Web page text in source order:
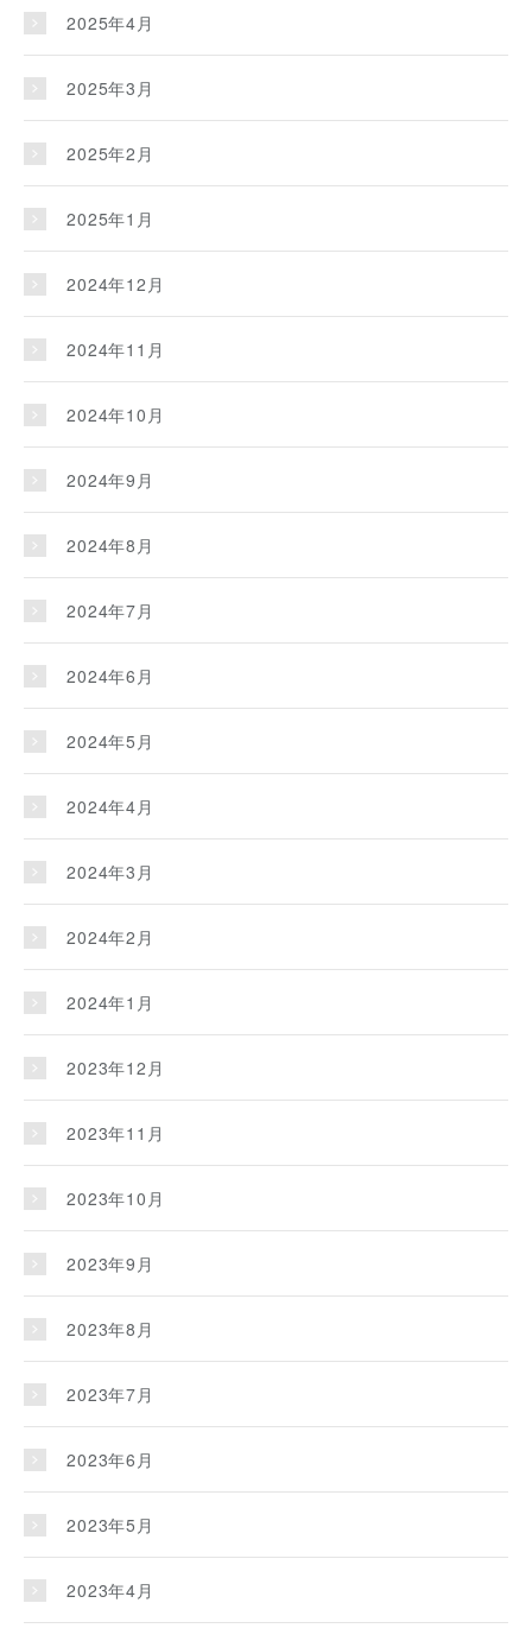
2025年4月
2025年3月
2025年2月
2025年1月
2024年12月
2024年11月
2024年10月
2024年9月
2024年8月
2024年7月
2024年6月
2024年5月
2024年4月
2024年3月
2024年2月
2024年1月
2023年12月
2023年11月
2023年10月
2023年9月
2023年8月
2023年7月
2023年6月
2023年5月
2023年4月